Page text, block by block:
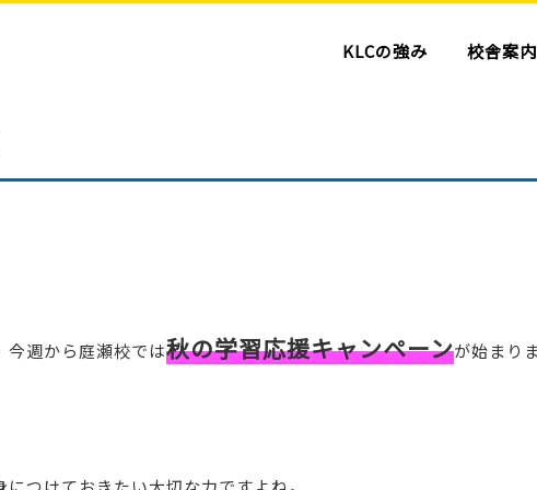
KLCの強み 校舎案内
今週から庭瀬校では秋の学習応援キャンペーンが始まり